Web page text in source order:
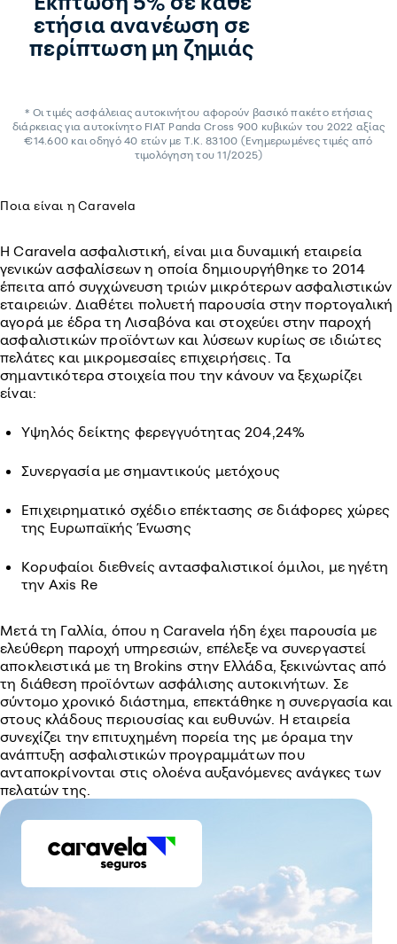
ετήσια ανανέωση σε
περίπτωση μη ζημιάς
* Οι τιμές ασφάλειας αυτοκινήτου αφορούν βασικό πακέτο ετήσιας
διάρκειας για αυτοκίνητο FIAT Panda Cross 900 κυβικών του 2022 αξίας
€14.600 και οδηγό 40 ετών με Τ.Κ. 83100 (Ενημερωμένες τιμές από
τιμολόγηση του 11/2025)
Ποια είναι η Caravela
Η Caravela ασφαλιστική, είναι μια δυναμική εταιρεία
γενικών ασφαλίσεων η οποία δημιουργήθηκε το 2014
έπειτα από συγχώνευση τριών μικρότερων ασφαλιστικών
εταιρειών. Διαθέτει πολυετή παρουσία στην πορτογαλική
αγορά με έδρα τη Λισαβόνα και στοχεύει στην παροχή
ασφαλιστικών προϊόντων και λύσεων κυρίως σε ιδιώτες
πελάτες και μικρομεσαίες επιχειρήσεις. Τα
σημαντικότερα στοιχεία που την κάνουν να ξεχωρίζει
είναι:
Υψηλός δείκτης φερεγγυότητας 204,24%
Συνεργασία με σημαντικούς μετόχους
Επιχειρηματικό σχέδιο επέκτασης σε διάφορες χώρες
της Ευρωπαϊκής Ένωσης
Κορυφαίοι διεθνείς αντασφαλιστικοί όμιλοι, με ηγέτη
την Axis Re
Μετά τη Γαλλία, όπου η Caravela ήδη έχει παρουσία με
ελεύθερη παροχή υπηρεσιών, επέλεξε να συνεργαστεί
αποκλειστικά με τη Brokins στην Ελλάδα, ξεκινώντας από
τη διάθεση προϊόντων ασφάλισης αυτοκινήτων. Σε
σύντομο χρονικό διάστημα, επεκτάθηκε η συνεργασία και
στους κλάδους περιουσίας και ευθυνών. Η εταιρεία
συνεχίζει την επιτυχημένη πορεία της με όραμα την
ανάπτυξη ασφαλιστικών προγραμμάτων που
ανταποκρίνονται στις ολοένα αυξανόμενες ανάγκες των
πελατών της.